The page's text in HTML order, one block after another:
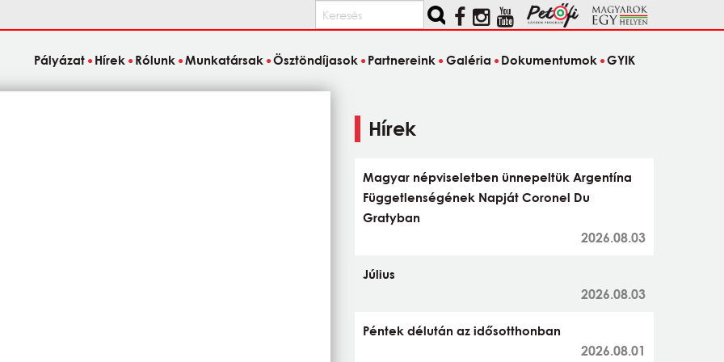
Keresés
Pályázat Hírek Rólunk Munkatársak Ösztöndíjasok Partnereink Galéria Dokumentumok GYIK
Hírek
Magyar népviseletben ünnepeltük Argentína
Függetlenségének Napját Coronel Du
Gratyban
2026.08.03
Július
2026.08.03
Péntek délután az idősotthonban
2026.08.01